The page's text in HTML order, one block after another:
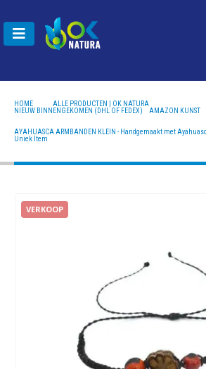
HOME
ALLE PRODUCTEN | OK NATURA
NIEUW BINNENGEKOMEN (DHL OF FEDEX)
AMAZON KUNST
AYAHUASCA ARMBANDEN KLEIN - HANDGEMAAKT MET
AYAHUASCA ARMBANDEN KLEIN - Handgemaakt met
Uniek Item
VERKOOP